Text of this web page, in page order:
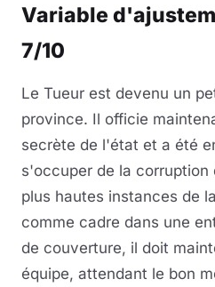
Jeux de société
Sortir
Sciences & Tech
Forum
Variable
7/10
Le Tueur est devenu un
province. Il officie
secrète de l'état et a été
s'occuper de la
plus hautes instances de
comme cadre dans une
de couverture, il doit
équipe, attendant le bon